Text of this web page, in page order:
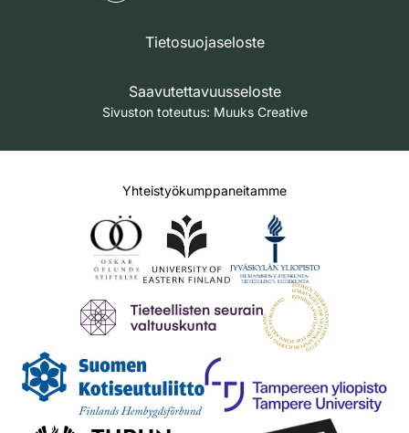
Tietosuojaseloste
Saavutettavuusseloste
Sivuston toteutus: Muuks Creative
Yhteistyökumppaneitamme